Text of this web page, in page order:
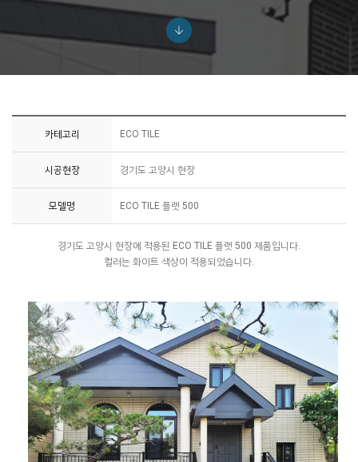
카테고리 ECO TILE
시공현장 경기도 고양시 현장
모델명 ECO TILE 플랫 500
경기도 고양시 현장에 적용된 ECO TILE 플랫 500 제품입니다.
컬러는 화이트 색상이 적용되었습니다.